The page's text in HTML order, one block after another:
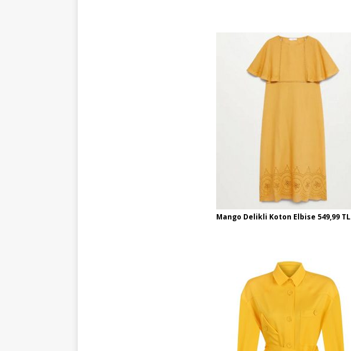
Mango Delikli Koton Elbise 549,99 TL